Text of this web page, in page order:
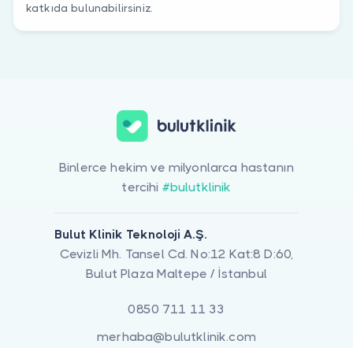
katkıda bulunabilirsiniz.
Binlerce hekim ve milyonlarca hastanın
tercihi #bulutklinik
Bulut Klinik Teknoloji A.Ş.
Cevizli Mh. Tansel Cd. No:12 Kat:8 D:60,
Bulut Plaza Maltepe / İstanbul
0850 711 11 33
merhaba@bulutklinik.com